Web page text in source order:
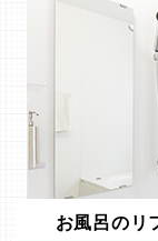
お風呂のリ